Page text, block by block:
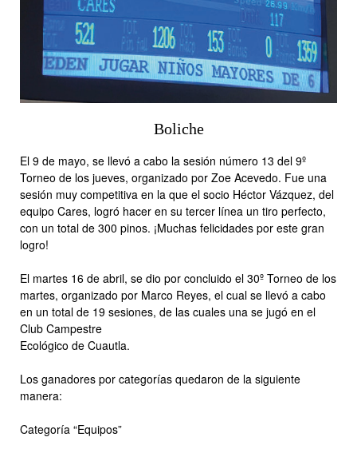
Boliche
El 9 de mayo, se llevó a cabo la sesión número 13 del 9º
Torneo de los jueves, organizado por Zoe Acevedo. Fue una
sesión muy competitiva en la que el socio Héctor Vázquez, del
equipo Cares, logró hacer en su tercer línea un tiro perfecto,
con un total de 300 pinos. ¡Muchas felicidades por este gran
logro!
El martes 16 de abril, se dio por concluido el 30º Torneo de los
martes, organizado por Marco Reyes, el cual se llevó a cabo
en un total de 19 sesiones, de las cuales una se jugó en el
Club Campestre
Ecológico de Cuautla.
Los ganadores por categorías quedaron de la siguiente
manera:
Categoría “Equipos”